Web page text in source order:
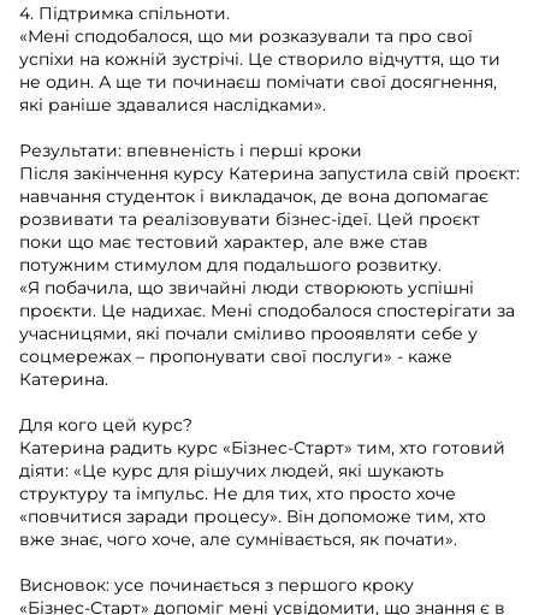
4. Підтримка спільноти.
«Мені сподобалося, що ми розказували та про свої
успіхи на кожній зустрічі. Це створило відчуття, що ти
не один. А ще ти починаєш помічати свої досягнення,
які раніше здавалися наслідками».
Результати: впевненість і перші кроки
Після закінчення курсу Катерина запустила свій проєкт:
навчання студенток і викладачок, де вона допомагає
розвивати та реалізовувати бізнес-ідеї. Цей проєкт
поки що має тестовий характер, але вже став
потужним стимулом для подальшого розвитку.
«Я побачила, що звичайні люди створюють успішні
проєкти. Це надихає. Мені сподобалося спостерігати за
учасницями, які почали сміливо прооявляти себе у
соцмережах – пропонувати свої послуги» - каже
Катерина.
Для кого цей курс?
Катерина радить курс «Бізнес-Старт» тим, хто готовий
діяти: «Це курс для рішучих людей, які шукають
структуру та імпульс. Не для тих, хто просто хоче
«повчитися заради процесу». Він допоможе тим, хто
вже знає, чого хоче, але сумнівається, як почати».
Висновок: усе починається з першого кроку
«Бізнес-Старт» допоміг мені усвідомити, що знання є в